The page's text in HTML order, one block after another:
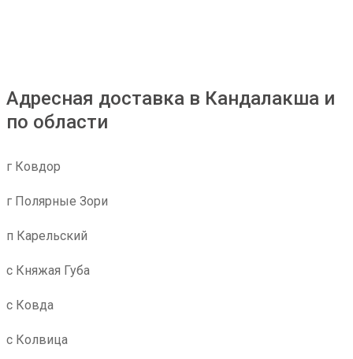
Адресная доставка в Кандалакша и
по области
г Ковдор
г Полярные Зори
п Карельский
с Княжая Губа
с Ковда
с Колвица